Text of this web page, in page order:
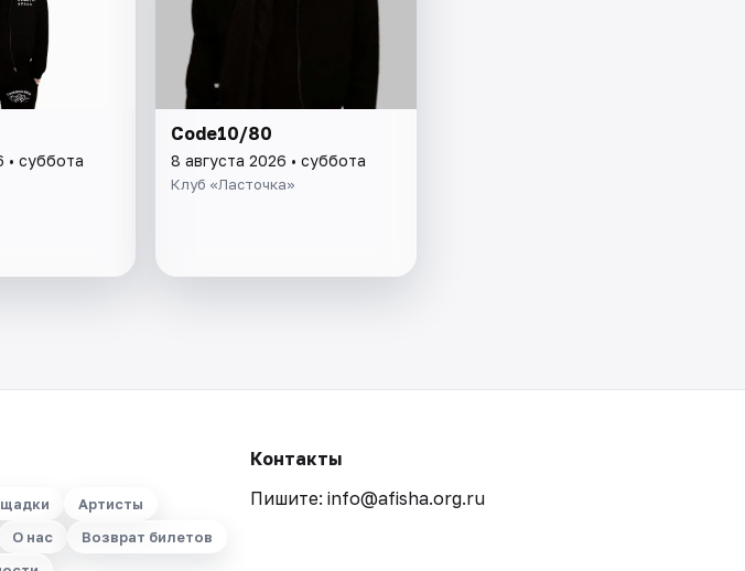
• суббота
Code10/80
8 августа 2026 • суббота
Клуб «Ласточка»
Артисты
О нас
Возврат билетов
Контакты
Пишите: info@afisha.org.ru